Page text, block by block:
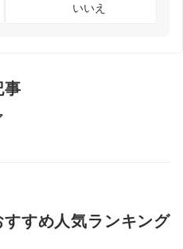
いいえ
事
すめ人気ランキング